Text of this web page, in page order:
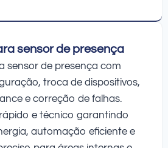
sensor de presença
sensor de presença com
troca de dispositivos,
e correção de falhas.
e técnico garantindo
automação eficiente e